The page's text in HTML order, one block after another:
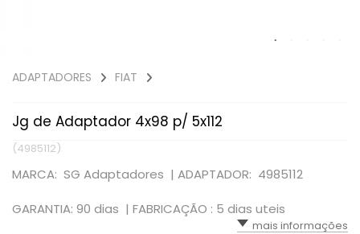
ADAPTADORES FIAT
Jg de Adaptador 4x98 p/ 5x112
(4985112)
MARCA: SG Adaptadores | ADAPTADOR: 4985112
GARANTIA: 90 dias | FABRICAÇÃO : 5 dias uteis
mais informações